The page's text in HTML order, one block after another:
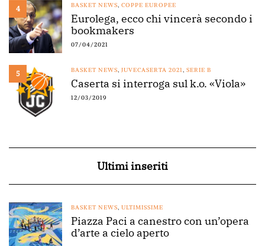
4 BASKET NEWS COPPE EUROPEE
Eurolega, ecco chi vincerà secondo i
bookmakers
07/04/2021
5 BASKET NEWS JUVECASERTA 2021 SERIE B
Caserta si interroga sul k.o. «Viola»
12/03/2019
Ultimi inseriti
BASKET NEWS ULTIMISSIME
Piazza Paci a canestro con un’opera
d’arte a cielo aperto